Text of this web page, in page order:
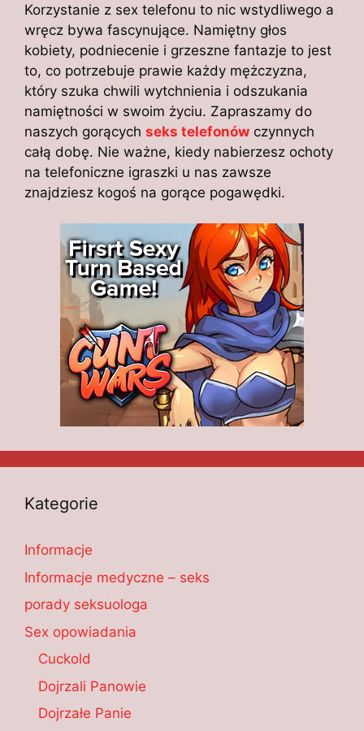
Korzystanie z sex telefonu to nic wstydliwego a
wręcz bywa fascynujące. Namiętny głos
kobiety, podniecenie i grzeszne fantazje to jest
to, co potrzebuje prawie każdy mężczyzna,
który szuka chwili wytchnienia i odszukania
namiętności w swoim życiu. Zapraszamy do
naszych gorących seks telefonów czynnych
całą dobę. Nie ważne, kiedy nabierzesz ochoty
na telefoniczne igraszki u nas zawsze
znajdziesz kogoś na gorące pogawędki.
Kategorie
Informacje
Informacje medyczne – seks
porady seksuologa
Sex opowiadania
Cuckold
Dojrzali Panowie
Dojrzałe Panie